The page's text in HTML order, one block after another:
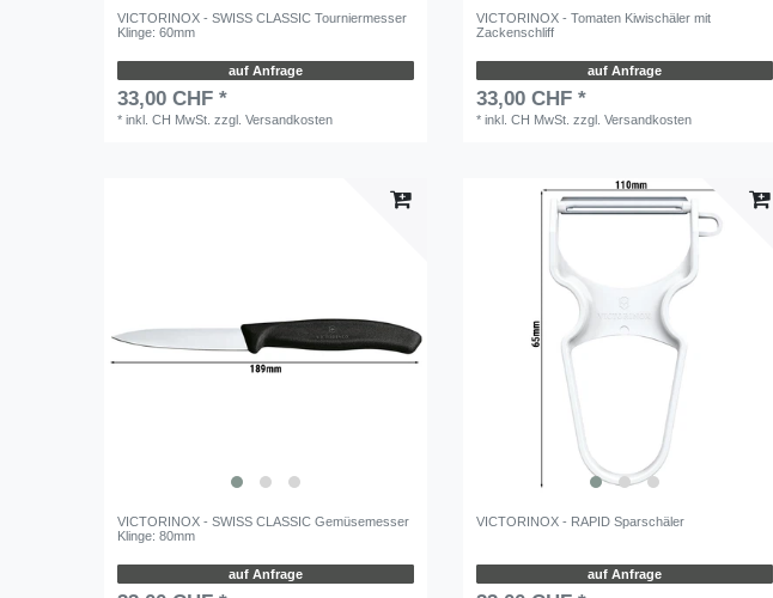
VICTORINOX - SWISS CLASSIC Tourniermesser
Klinge: 60mm
auf Anfrage
33,00 CHF *
*inkl. CH MwSt. zzgl.Versandkosten
VICTORINOX - Tomaten Kiwischäler mit
Zackenschliff
auf Anfrage
33,00 CHF *
*inkl. CH MwSt. zzgl.Versandkosten
VICTORINOX - SWISS CLASSIC Gemüsemesser
Klinge: 80mm
auf Anfrage
VICTORINOX - RAPID Sparschäler
auf Anfrage